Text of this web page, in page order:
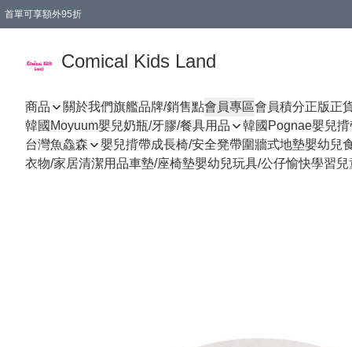
首單可享額外95折
Comical Kids Land
商品 關於我們旗艦品牌/銷售點會員專區會員積分正版正
韓國Moyuum嬰兒奶瓶/牙膠/餐具用品
韓國Pognae嬰兒揹
台灣魚鱻森
嬰兒揹帶成長椅/安全凳帶圍牆式地墊嬰幼兒
衣物/家居清潔用品車墊/座椅墊嬰幼兒玩具/公仔愉快學習